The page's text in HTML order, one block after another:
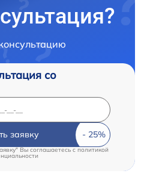
со
заявку
Вы соглашаетесь c политикой